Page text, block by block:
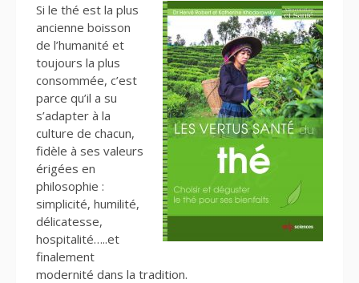
Si le thé est la plus
ancienne boisson
de l’humanité et
toujours la plus
consommée, c’est
parce qu’il a su
s’adapter à la
culture de chacun,
fidèle à ses valeurs
érigées en
philosophie :
simplicité, humilité,
délicatesse,
hospitalité…..et
finalement
modernité dans la tradition.